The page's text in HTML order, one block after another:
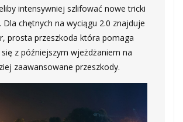
intensywniej szlifować nowe tricki
Dla chętnych na wyciągu 2.0 znajduje
prosta przeszkoda która pomaga
z późniejszym wjeżdżaniem na
zaawansowane przeszkody.